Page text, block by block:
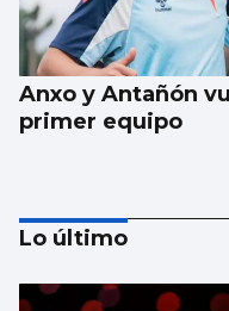
Anxo y Antañón
primer equipo
Lo último